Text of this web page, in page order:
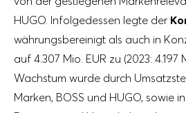
HUGO. Infolgedessen legte der
währungsbereinigt als auch in
auf 4.307 Mio. EUR zu (2023: 4.197
Wachstum wurde durch
Marken, BOSS und HUGO, sowie